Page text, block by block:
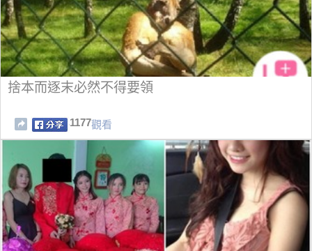
捨本而逐末必然不得要領
1177觀看